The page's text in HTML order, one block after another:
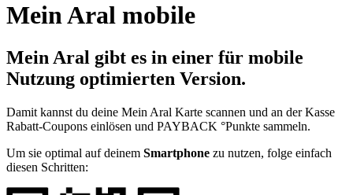
Mein Aral mobile
Mein Aral gibt es in einer für mobile
Nutzung optimierten Version.
Damit kannst du deine Mein Aral Karte scannen und an der Kasse
Rabatt-Coupons einlösen und PAYBACK °Punkte sammeln.
Um sie optimal auf deinem Smartphone zu nutzen, folge einfach
diesen Schritten: